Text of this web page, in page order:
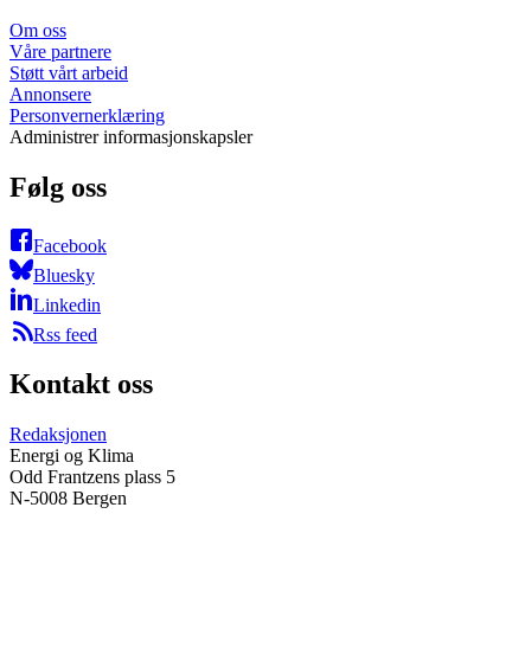
Om oss
Våre partnere
Støtt vårt arbeid
Annonsere
Personvernerklæring
Administrer informasjonskapsler
Følg oss
Facebook
Bluesky
Linkedin
Rss feed
Kontakt oss
Redaksjonen
Energi og Klima
Odd Frantzens plass 5
N-5008 Bergen